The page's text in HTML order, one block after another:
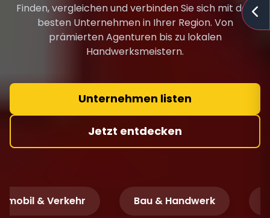
Finden, vergleichen und verbinden Sie sich mit den
besten Unternehmen in Ihrer Region. Von
prämierten Agenturen bis zu lokalen
Handwerksmeistern.
Unternehmen listen
Jetzt entdecken
& Verkehr Bau & Handwerk